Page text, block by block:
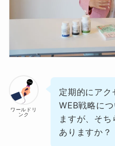
ワールドリ
ンク
定期的にアク
WEB戦略に
ますが、そ
ありますか？